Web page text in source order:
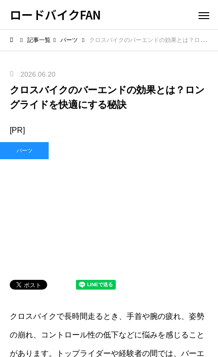
ロードバイクFAN
記事一覧 パーツ クロスバイクのバーエンドの効果とは？ロングライドを快適にする秘訣
2026.06.20
クロスバイクのバーエンドの効果とは？ロン
グライドを快適にする秘訣
[PR]
パーツ
クロスバイクで長時間走るとき、手首や腕の疲れ、姿勢
の崩れ、コントロール性の低下などに悩みを感じること
があります。トップライダーや経験者の間では、バーエ